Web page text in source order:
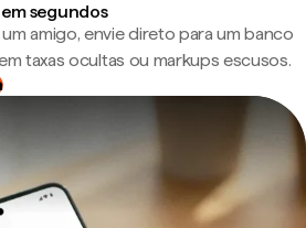
segundos
amigo, envie direto para um banco
taxas ocultas ou markups escusos.